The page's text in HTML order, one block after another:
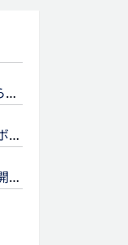
法人金融資産をインフレから守るための生命保険活用
ソニー生命様専用 ゼットラボforLIFEPLANNERのご案内
「視聴実績一覧」ページ 公開のお知らせ